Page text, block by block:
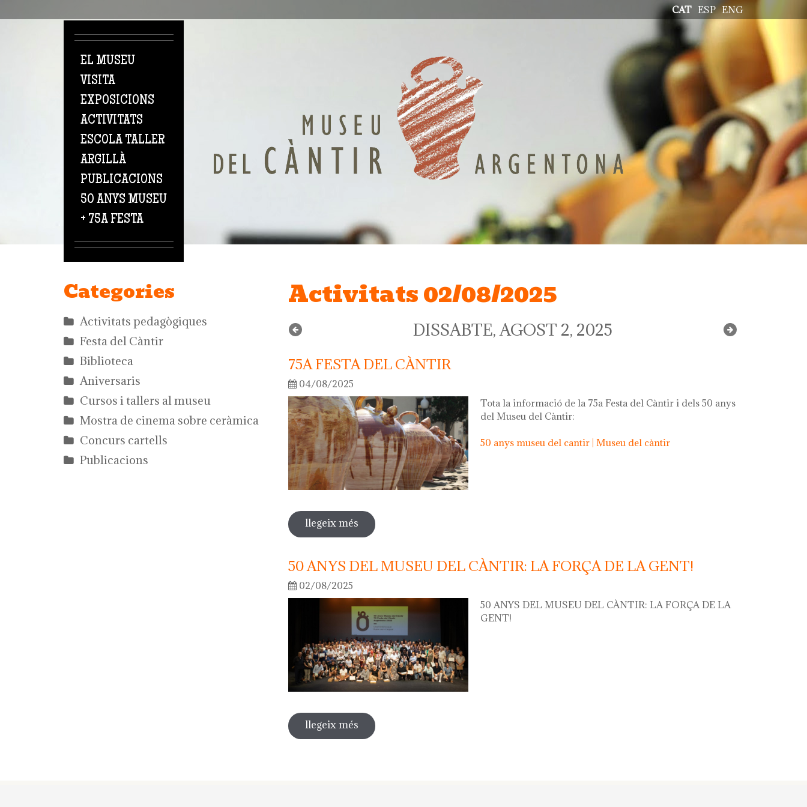
ENG
ESP
CAT
EL MUSEU
VISITA
EXPOSICIONS
ACTIVITATS
ESCOLA TALLER
ARGILLÀ
PUBLICACIONS
50 ANYS MUSEU
+ 75A FESTA
Categories
Activitats pedagògiques
Festa del Càntir
Biblioteca
Aniversaris
Cursos i tallers al museu
Mostra de cinema sobre ceràmica
Concurs cartells
Publicacions
Activitats 02/08/2025
DISSABTE, AGOST 2, 2025
75A FESTA DEL CÀNTIR
04/08/2025
Tota la informació de la 75a Festa del Càntir i dels 50 anys
del Museu del Càntir:
50 anys museu del cantir | Museu del càntir
llegeix més sobre 75a festa del càntir
50 ANYS DEL MUSEU DEL CÀNTIR: LA FORÇA DE LA GENT!
02/08/2025
50 ANYS DEL MUSEU DEL CÀNTIR: LA FORÇA DE LA
GENT!
llegeix més sobre 50 anys del museu del càntir: la força de la gent!